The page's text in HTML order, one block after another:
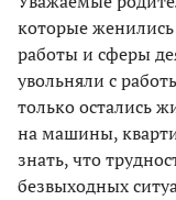
которые
работы и сферы
увольняли с
только остались
на машины,
знать, что
безвыходных